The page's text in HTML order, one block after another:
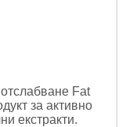
Fat
за активно
екстракти.